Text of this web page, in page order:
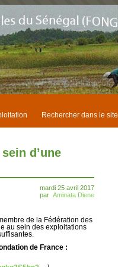
Rechercher dans le site
d’une
mardi 25 avril 2017
par Aminata Diene
de la Fédération des
au sein des exploitations
de France :